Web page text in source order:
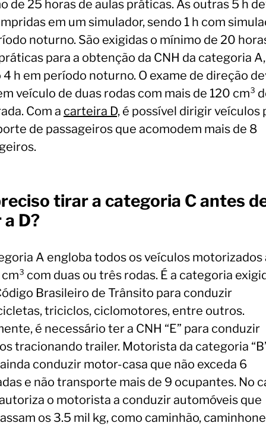
de 25 horas de aulas práticas. As outras 5 h
em um simulador, sendo 1 h com
noturno. São exigidas o mínimo de 20
para a obtenção da CNH da categoria A,
4 h em período noturno. O exame de direção
veículo de duas rodas com mais de 120 cm³
Com a carteira D, é possível dirigir veículos
de passageiros que acomodem mais de 8
tirar a categoria C antes
D?
A engloba todos os veículos motorizados
com duas ou três rodas. É a categoria
Brasileiro de Trânsito para conduzir
triciclos, ciclomotores, entre outros.
é necessário ter a CNH “E” para conduzir
tracionando trailer. Motorista da categoria
conduzir motor-casa que não exceda 6
e não transporte mais de 9 ocupantes. No
o motorista a conduzir automóveis que
os 3.5 mil kg, como caminhão,